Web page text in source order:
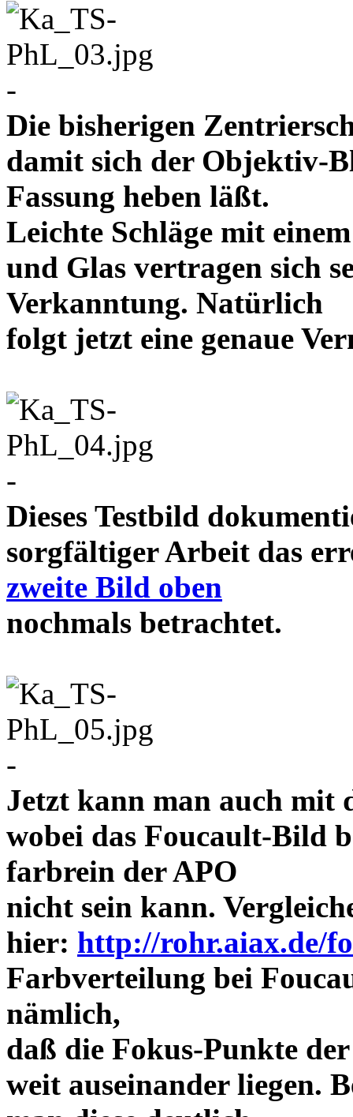
-
Die bisherigen
damit sich der Objektiv-
Fassung heben läßt.
Leichte Schläge mit
und Glas vertragen sich
Verkanntung. Natürlich
folgt jetzt eine genaue
-
Dieses Testbild
sorgfältiger Arbeit das
zweite Bild oben
nochmals
-
Jetzt kann man auch mit
wobei das Foucault-Bild
farbrein der APO
nicht sein kann.
hier: http://rohr.aiax.de/
Farbverteilung bei
nämlich,
daß die Fokus-Punkte
weit auseinander liegen.